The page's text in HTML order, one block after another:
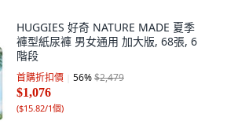
HUGGIES 好奇 NATURE MADE 夏季
褲型紙尿褲 男女通用 加大版, 68張, 6
階段
首購折扣價 56%$2,479
$1,076
($15.82/1個)